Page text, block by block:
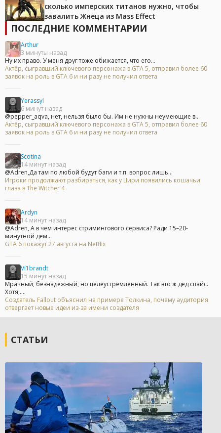
сколько имперских титанов нужно, чтобы
завалить Жнеца из Mass Effect
ПОСЛЕДНИЕ КОММЕНТАРИИ
Arthur
3 минуты назад
Ну их право. У меня друг тоже обижается, что его...
Актёр, сыгравший ключевого персонажа в GTA 5, отправил более 60
заявок на роль в GTA 6 и ни разу не получил ответа
Yerassyl
6 минут назад
@pepper_aqva, нет, нельзя было бы. Им не нужны неумеющие в...
Актёр, сыгравший ключевого персонажа в GTA 5, отправил более 60
заявок на роль в GTA 6 и ни разу не получил ответа
Scotina
14 минут назад
@Adren,Да там по любой будут баги и т.п. вопрос лишь...
Игроки продолжают разбираться, как у Цири появились кошачьи
глаза в The Witcher 4
Ardyn
14 минут назад
@Adren, А в чем интерес стримингового сервиса? Ради 15–20-
минутной дем...
GTA 6 покажут 27 августа на Netflix
Vi1brandt
15 минут назад
Мрачный, безнадежный, но целеустремлённый. Так это ж дед спайс.
Хотя,....
Создатель Fallout объяснил на примере Толкина, почему аудитория
отвергает новые идеи из-за имени создателя
СТАТЬИ